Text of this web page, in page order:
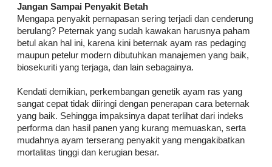
Jangan Sampai Penyakit Betah
Mengapa penyakit pernapasan sering terjadi dan cenderung
berulang? Peternak yang sudah kawakan harusnya paham
betul akan hal ini, karena kini beternak ayam ras pedaging
maupun petelur modern dibutuhkan manajemen yang baik,
biosekuriti yang terjaga, dan lain sebagainya.
Kendati demikian, perkembangan genetik ayam ras yang
sangat cepat tidak diiringi dengan penerapan cara beternak
yang baik. Sehingga impaksinya dapat terlihat dari indeks
performa dan hasil panen yang kurang memuaskan, serta
mudahnya ayam terserang penyakit yang mengakibatkan
mortalitas tinggi dan kerugian besar.